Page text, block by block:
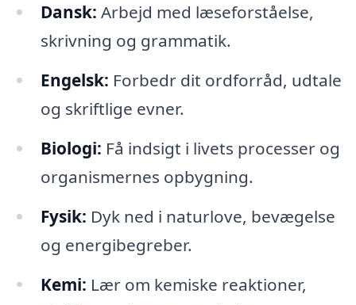
Dansk: Arbejd med læseforståelse,
skrivning og grammatik.
Engelsk: Forbedr dit ordforråd, udtale
og skriftlige evner.
Biologi: Få indsigt i livets processer og
organismernes opbygning.
Fysik: Dyk ned i naturlove, bevægelse
og energibegreber.
Kemi: Lær om kemiske reaktioner,